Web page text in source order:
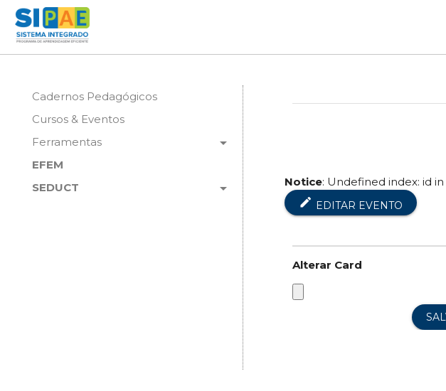
Cadernos Pedagógicos
Cursos & Eventos
arrow_drop_down
Ferramentas
EFEM
arrow_drop_down
SEDUCT Notice: Undefined index: id in
edit EDITAR EVENTO
Alterar Card